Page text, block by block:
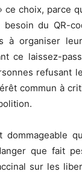
ce choix, parce
besoin du QR-
à organiser
ce laissez-
refusant
commun à
que fait
sur les